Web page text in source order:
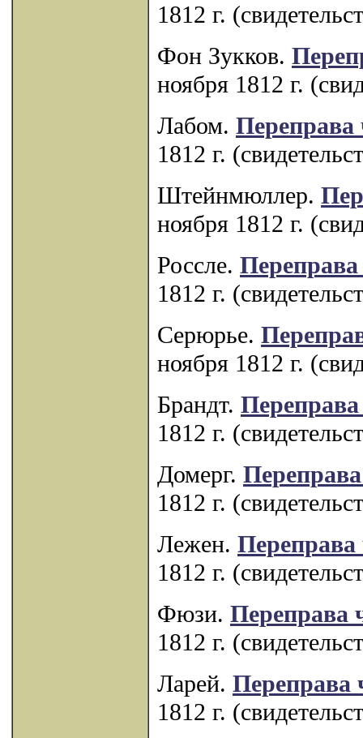
1812 г.
Фон Зукков.
ноября 1812 г.
Лабом. Переправа
1812 г.
Штейнмюллер.
ноября 1812 г.
Россле. Переправа
1812 г.
Серюрье.
ноября 1812 г.
Брандт. Переправа
1812 г.
Домерг.
1812 г.
Лежен. Переправа
1812 г.
Фюзи. Переправа
1812 г.
Ларей. Переправа
1812 г.